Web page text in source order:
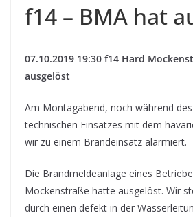
f14 – BMA hat
07.10.2019 19:30 f14 Hard
ausgelöst
Am Montagabend, noch während
technischen Einsatzes mit dem
wir zu einem Brandeinsatz alarmiert.
Die Brandmeldeanlage eines
Mockenstraße hatte ausgelöst. Wir
durch einen defekt in der